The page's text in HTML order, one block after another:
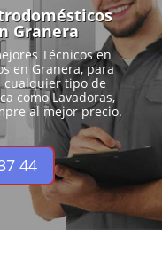
Granera
Técnicos en
en Granera, para
cualquier tipo de
como Lavadoras,
al mejor precio.
44